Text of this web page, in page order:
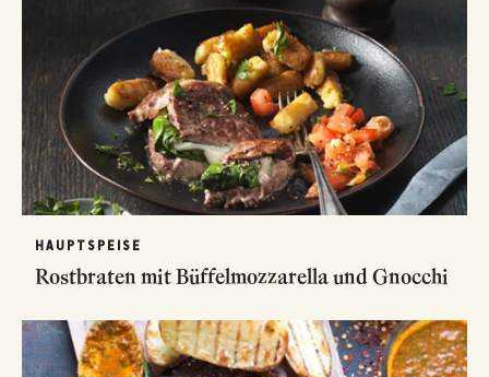
HAUPTSPEISE
Rostbraten mit Büffelmozzarella und Gnocchi